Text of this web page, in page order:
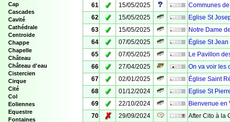
Cap
Cascades
Cavité
Cathédrale
Centroide
Chappe
Chapelle
Château
Château d'eau
Cistercien
Cirque
Cité
Col
Eoliennes
Equestre
Fontaines
61
✓ 15/05/2025
Communes
62
✓ 15/05/2025
Eglise St
63
✓ 15/05/2025
Notre Dame
64
✓ 07/05/2025
Église St
65
✓ 07/05/2025
Le Pavillon
66
✓ 27/04/2025
On va voir les
67
✓ 02/01/2025
Église Saint
68
✓ 01/12/2024
Eglise St
69
✓ 22/10/2024
Bienvenue en
70
✗ 29/09/2024
After Cito à la